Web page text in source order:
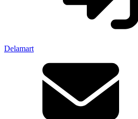
Delamart